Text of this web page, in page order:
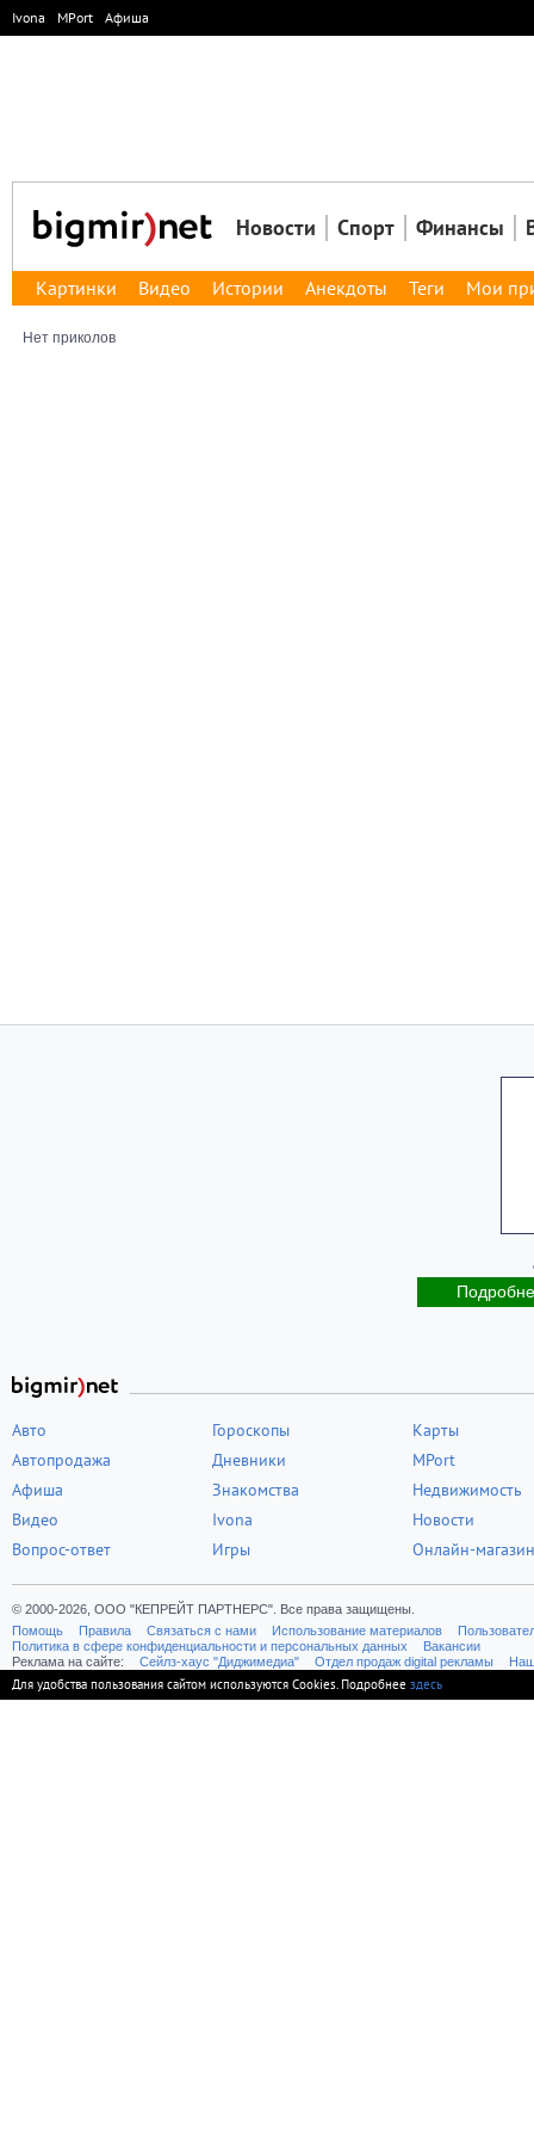
Ivona MPort Афиша
Новости Спорт Финансы
Картинки Видео Истории Анекдоты Теги Мои
Нет приколов
Авто
Автопродажа
Афиша
Видео
Вопрос-ответ
Гороскопы
Дневники
Знакомства
Ivona
Игры
Карты
MPort
Недвижимость
Новости
Онлайн-магазин
© 2000-2026, ООО "КЕПРЕЙТ ПАРТНЕРС". Все права защищены.
Помощь
Правила Связаться с нами Использование материалов
Политика в сфере конфиденциальности и персональных данных
Вакансии
Реклама на сайте:
Cейлз-хаус "Диджимедиа" Отдел продаж digital рекламы
Для удобства пользования сайтом используются Cookies. Подробнее здесь